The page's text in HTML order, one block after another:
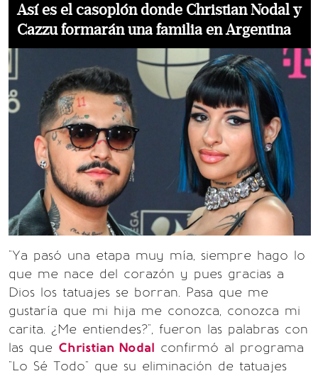
Así es el casoplón donde Christian Nodal y
Cazzu formarán una familia en Argentina
"Ya pasó una etapa muy mía, siempre hago lo
que me nace del corazón y pues gracias a
Dios los tatuajes se borran. Pasa que me
gustaría que mi hija me conozca, conozca mi
carita. ¿Me entiendes?", fueron las palabras con
las que Christian Nodal confirmó al programa
"Lo Sé Todo" que su eliminación de tatuajes